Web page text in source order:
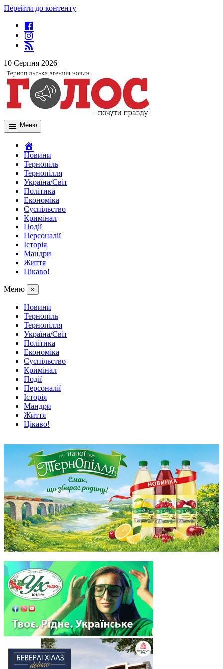
Перейти до контенту
10 Серпня 2026
Меню
Новини
Тернопіль
Тернопілля
Україна/Світ
Політика
Економіка
Суспільство
Кримінал
Події
Персоналії
Історія
Мандри
Життя
Цікаво!
Меню ×
Новини
Тернопіль
Тернопілля
Україна/Світ
Політика
Економіка
Суспільство
Кримінал
Події
Персоналії
Історія
Мандри
Життя
Цікаво!